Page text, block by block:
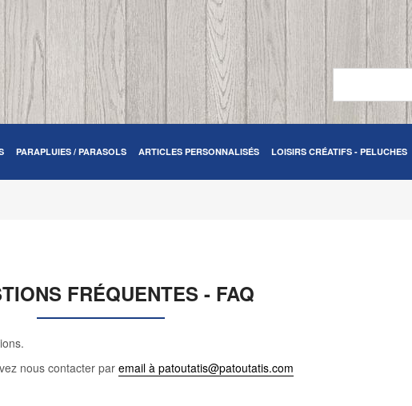
PARAPLUIES / PARASOLS ARTICLES PERSONNALISÉS LOISIRS CRÉATIFS - PELUCHES
FRÉQUENTES - FAQ
nous contacter par email à patoutatis@patoutatis.com